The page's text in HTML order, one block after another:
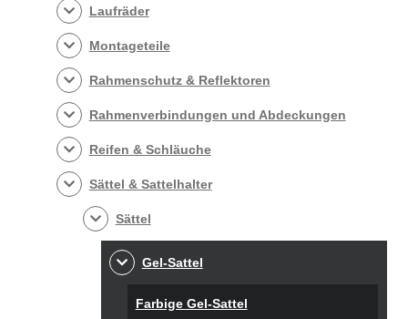
Laufräder
Montageteile
Rahmenschutz & Reflektoren
Rahmenverbindungen und Abdeckungen
Reifen & Schläuche
Sättel & Sattelhalter
Sättel
Gel-Sattel
Farbige Gel-Sattel